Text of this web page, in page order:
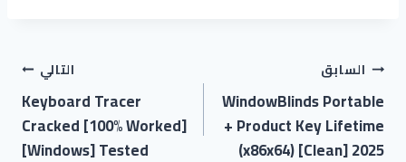
السابق
WindowBlinds Portable
+ Product Key Lifetime
(x86x64) [Clean] 2025
التالي
Keyboard Tracer
Cracked [100% Worked]
[Windows] Tested